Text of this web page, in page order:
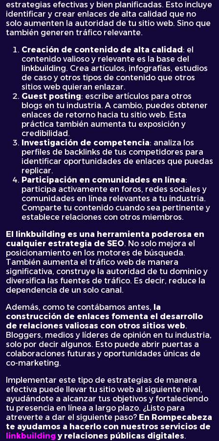
estrategias efectivas y bien planificadas. Esto incluye
identificar y crear enlaces de alta calidad que no
solo aumenten la autoridad de tu sitio web. Sino que
también generen tráfico relevante.
Creación de contenido de alta calidad: el
contenido valioso y relevante es la base del
linkbuilding. Crea artículos, infografías, estudios
de caso y otros tipos de contenido que otros
sitios web quieran enlazar.
Guest posting: escribe artículos para otros
blogs en tu industria. A cambio, puedes obtener
enlaces de retorno hacia tu sitio web. Esta
práctica también aumenta tu exposición y
credibilidad.
Investigación de competencia: analiza los
perfiles de backlinks de tus competidores para
identificar oportunidades de enlaces que puedas
replicar.
Participación en comunidades en línea:
participa activamente en foros, redes sociales y
comunidades en línea relevantes a tu industria.
Comparte tu contenido cuando sea pertinente y
establece relaciones con otros miembros.
El linkbuilding es una herramienta poderosa en
cualquier estrategia de SEO. No solo mejora el
posicionamiento en los motores de búsqueda.
También aumenta el tráfico web de manera
significativa, construye la autoridad de tu dominio y
diversifica las fuentes de tráfico. Es decir, reduce la
dependencia de un solo canal.
Además, como te contábamos antes, la
construcción de enlaces fomenta el desarrollo
de relaciones valiosas con otros sitios web.
Bloggers, medios y líderes de opinión en tu industria,
solo por decir algunos. Esto puede abrir puertas a
colaboraciones futuras y oportunidades únicas de
co-marketing.
Implementar este tipo de estrategias de manera
efectiva puede llevar tu sitio web al siguiente nivel,
ayudándote a alcanzar tus objetivos y fortaleciendo
tu presencia en línea a largo plazo. ¿Listo para
atreverte a dar el siguiente paso? En Rompecabeza
te ayudamos a hacerlo con nuestros servicios de
linkbuilding y relaciones públicas digitales.